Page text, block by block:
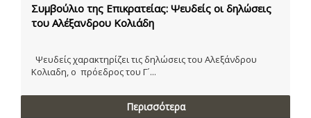
Συμβούλιο της Επικρατείας: Ψευδείς οι δηλώσεις
του Αλέξανδρου Κολιάδη
Ψευδείς χαρακτηρίζει τις δηλώσεις του Αλεξάνδρου
Κολιαδη, ο πρόεδρος του Γ´...
Περισσότερα